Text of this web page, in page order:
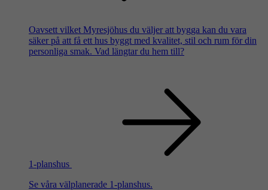
Oavsett vilket Myresjöhus du väljer att bygga kan du vara
säker på att få ett hus byggt med kvalitet, stil och rum för din
personliga smak. Vad längtar du hem till?
1-planshus
Se våra välplanerade 1-planshus.